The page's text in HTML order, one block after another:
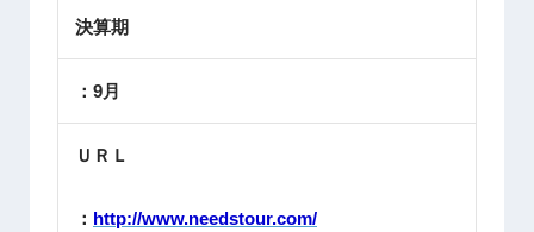
決算期
：9月
ＵＲＬ
： http://www.needstour.com/